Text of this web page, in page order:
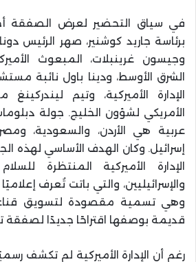
في سياق التحضير لعرض الصفقة
برئاسة جاريد كوشنير، صهر الرئيس
وجيسون غرينبلات، المبعوث
الشرق الأوسط، ودينا باول نائبة
الإدارة الأميركية، وتيم ليندركينغ
الأمريكي لشؤون الخليج. جولة
عربية هي الأردن، والسعودية،
إسرائيل. وكان الهدف الأساسي لهذه
الإدارة الأميركية المنتظرة
والإسرائيليين، والتي باتت تُعرف
وهي تسمية مقصودة لتسويق
قديمة بوصفها اقتراحًا جديدًا لصفقة
رغم أن الإدارة الأميركية لم تكشف